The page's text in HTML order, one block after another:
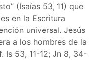
(Isaías 53, 11) que
en la Escritura
universal. Jesús
a los hombres de la
Is 53, 11-12; Jn 8, 34-